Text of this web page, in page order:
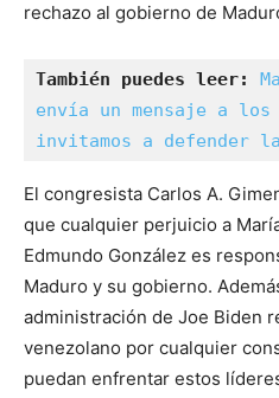
rechazo al gobierno de
También puedes leer:
envía un mensaje a
invitamos a defender
El congresista Carlos A.
que cualquier perjuicio a
Edmundo González es
Maduro y su gobierno.
administración de Joe Biden
venezolano por cualquier
puedan enfrentar estos